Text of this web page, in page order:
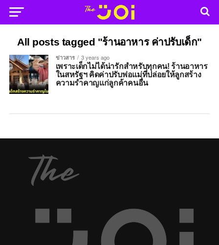
All posts tagged "ร้านอาหาร ค่าปรับเด็ก"
ข่าวสาร 3 years ago
เพราะเด็กไม่ได้น่ารักสำหรับทุกคน! ร้านอาหาร
ในสหรัฐฯ คิดค่าปรับพ่อแม่ที่ปล่อยให้ลูกสร้าง
ความรำคาญแก่ลูกค้าคนอื่น